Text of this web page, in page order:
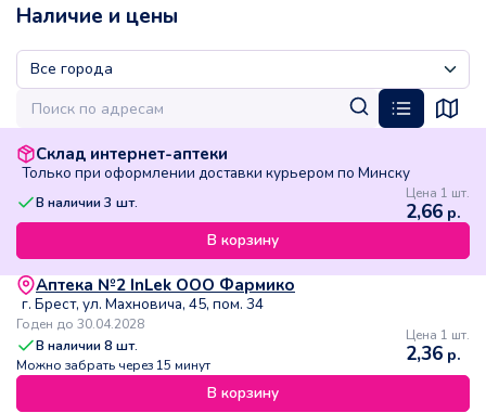
Наличие и цены
Склад интернет-аптеки
Только при оформлении доставки курьером по Минску
В наличии 3 шт. Цена 1 шт.
2,66 р.
В корзину
Аптека №2 InLek ООО Фармико
г. Брест, ул. Махновича, 45, пом. 34
Годен до 30.04.2028
В наличии8 шт.
Можно забрать через 15 минут
Цена 1 шт.
2,36 р.
В корзину